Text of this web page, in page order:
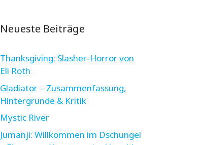
Neueste Beiträge
Thanksgiving: Slasher-Horror von
Eli Roth
Gladiator – Zusammenfassung,
Hintergründe & Kritik
Mystic River
Jumanji: Willkommen im Dschungel